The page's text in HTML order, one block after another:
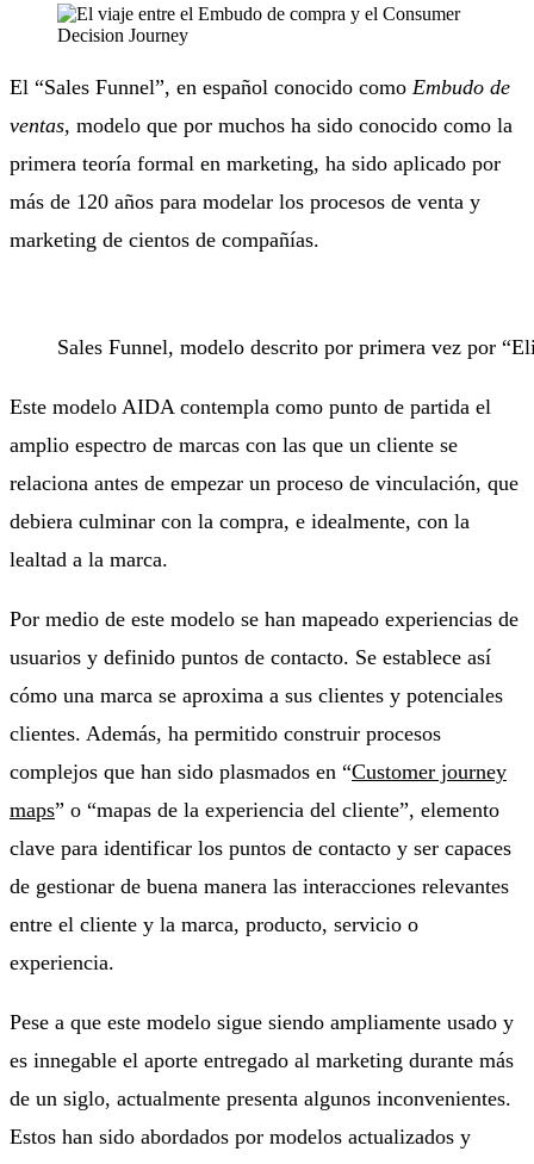
El “Sales Funnel”, en español conocido como Embudo de
ventas, modelo que por muchos ha sido conocido como la
primera teoría formal en marketing, ha sido aplicado por
más de 120 años para modelar los procesos de venta y
marketing de cientos de compañías.
Sales Funnel, modelo descrito por primera vez por
Este modelo AIDA contempla como punto de partida el
amplio espectro de marcas con las que un cliente se
relaciona antes de empezar un proceso de vinculación, que
debiera culminar con la compra, e idealmente, con la
lealtad a la marca.
Por medio de este modelo se han mapeado experiencias de
usuarios y definido puntos de contacto. Se establece así
cómo una marca se aproxima a sus clientes y potenciales
clientes. Además, ha permitido construir procesos
complejos que han sido plasmados en “Customer journey
maps” o “mapas de la experiencia del cliente”, elemento
clave para identificar los puntos de contacto y ser capaces
de gestionar de buena manera las interacciones relevantes
entre el cliente y la marca, producto, servicio o
experiencia.
Pese a que este modelo sigue siendo ampliamente usado y
es innegable el aporte entregado al marketing durante más
de un siglo, actualmente presenta algunos inconvenientes.
Estos han sido abordados por modelos actualizados y